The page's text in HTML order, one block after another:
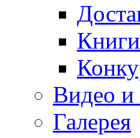
Видео и
Галерея